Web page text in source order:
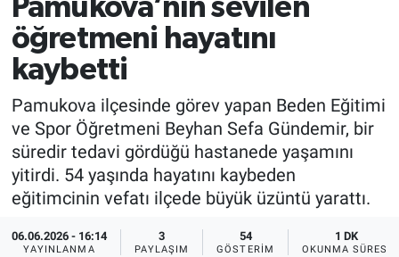
Pamukova’nın sevilen
öğretmeni hayatını
kaybetti
Pamukova ilçesinde görev yapan Beden Eğitimi
ve Spor Öğretmeni Beyhan Sefa Gündemir, bir
süredir tedavi gördüğü hastanede yaşamını
yitirdi. 54 yaşında hayatını kaybeden
eğitimcinin vefatı ilçede büyük üzüntü yarattı.
06.06.2026 - 16:14
YAYINLANMA
3
PAYLAŞIM
54
GÖSTERIM
1 DK
OKUNMA SÜRESI